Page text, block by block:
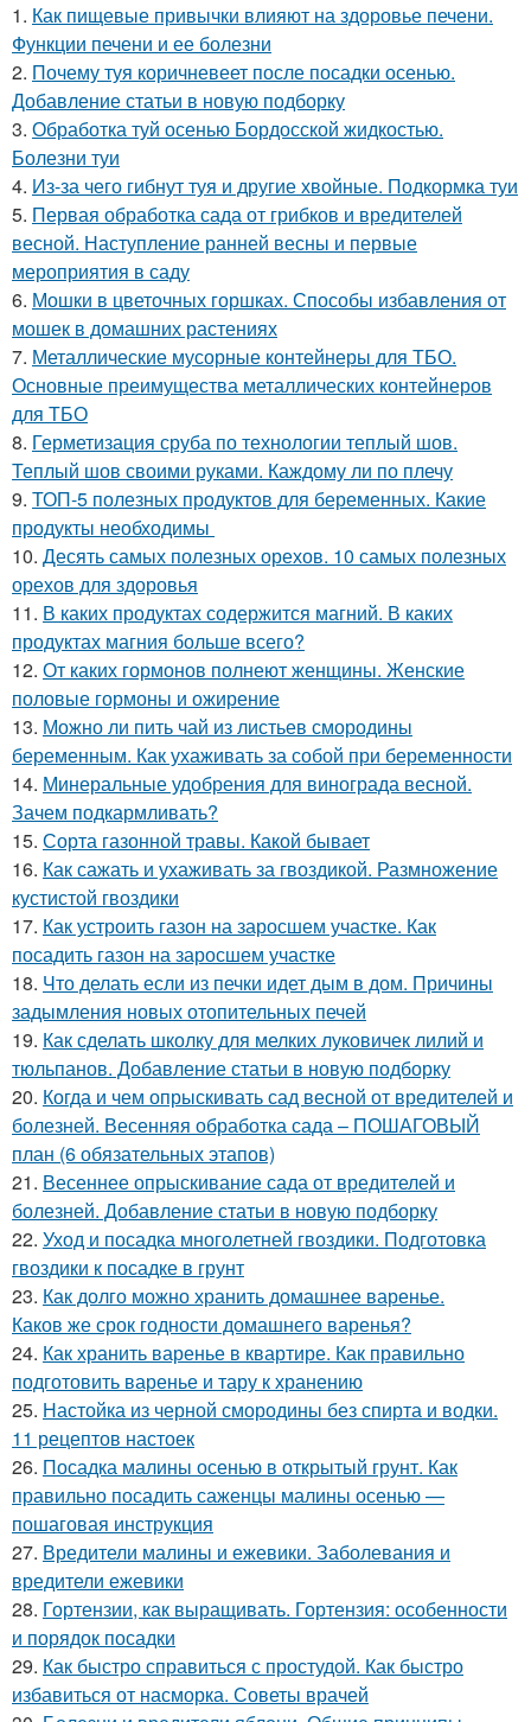
1. Как пищевые привычки влияют на здоровье печени.
Функции печени и ее болезни
2. Почему туя коричневеет после посадки осенью.
Добавление статьи в новую подборку
3. Обработка туй осенью Бордосской жидкостью.
Болезни туи
4. Из-за чего гибнут туя и другие хвойные. Подкормка туи
5. Первая обработка сада от грибков и вредителей
весной. Наступление ранней весны и первые
мероприятия в саду
6. Мошки в цветочных горшках. Способы избавления от
мошек в домашних растениях
7. Металлические мусорные контейнеры для ТБО.
Основные преимущества металлических контейнеров
для ТБО
8. Герметизация сруба по технологии теплый шов.
Теплый шов своими руками. Каждому ли по плечу
9. ТОП-5 полезных продуктов для беременных. Какие
продукты необходимы
10. Десять самых полезных орехов. 10 самых полезных
орехов для здоровья
11. В каких продуктах содержится магний. В каких
продуктах магния больше всего?
12. От каких гормонов полнеют женщины. Женские
половые гормоны и ожирение
13. Можно ли пить чай из листьев смородины
беременным. Как ухаживать за собой при беременности
14. Минеральные удобрения для винограда весной.
Зачем подкармливать?
15. Сорта газонной травы. Какой бывает
16. Как сажать и ухаживать за гвоздикой. Размножение
кустистой гвоздики
17. Как устроить газон на заросшем участке. Как
посадить газон на заросшем участке
18. Что делать если из печки идет дым в дом. Причины
задымления новых отопительных печей
19. Как сделать школку для мелких луковичек лилий и
тюльпанов. Добавление статьи в новую подборку
20. Когда и чем опрыскивать сад весной от вредителей и
болезней. Весенняя обработка сада – ПОШАГОВЫЙ
план (6 обязательных этапов)
21. Весеннее опрыскивание сада от вредителей и
болезней. Добавление статьи в новую подборку
22. Уход и посадка многолетней гвоздики. Подготовка
гвоздики к посадке в грунт
23. Как долго можно хранить домашнее варенье.
Каков же срок годности домашнего варенья?
24. Как хранить варенье в квартире. Как правильно
подготовить варенье и тару к хранению
25. Настойка из черной смородины без спирта и водки.
11 рецептов настоек
26. Посадка малины осенью в открытый грунт. Как
правильно посадить саженцы малины осенью —
пошаговая инструкция
27. Вредители малины и ежевики. Заболевания и
вредители ежевики
28. Гортензии, как выращивать. Гортензия: особенности
и порядок посадки
29. Как быстро справиться с простудой. Как быстро
избавиться от насморка. Советы врачей